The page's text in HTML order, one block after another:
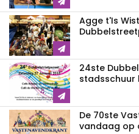
Agge t'Is
24ste
stadsschuur
De 70ste
vandaag op